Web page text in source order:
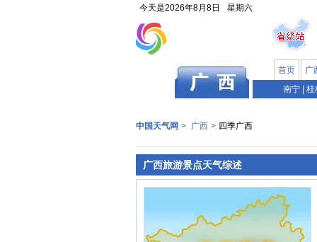
今天是2026年8月8日 星期六
首页
广
南宁
桂
中国天气网 > 广西 > 四季广西
广西旅游景点天气综述